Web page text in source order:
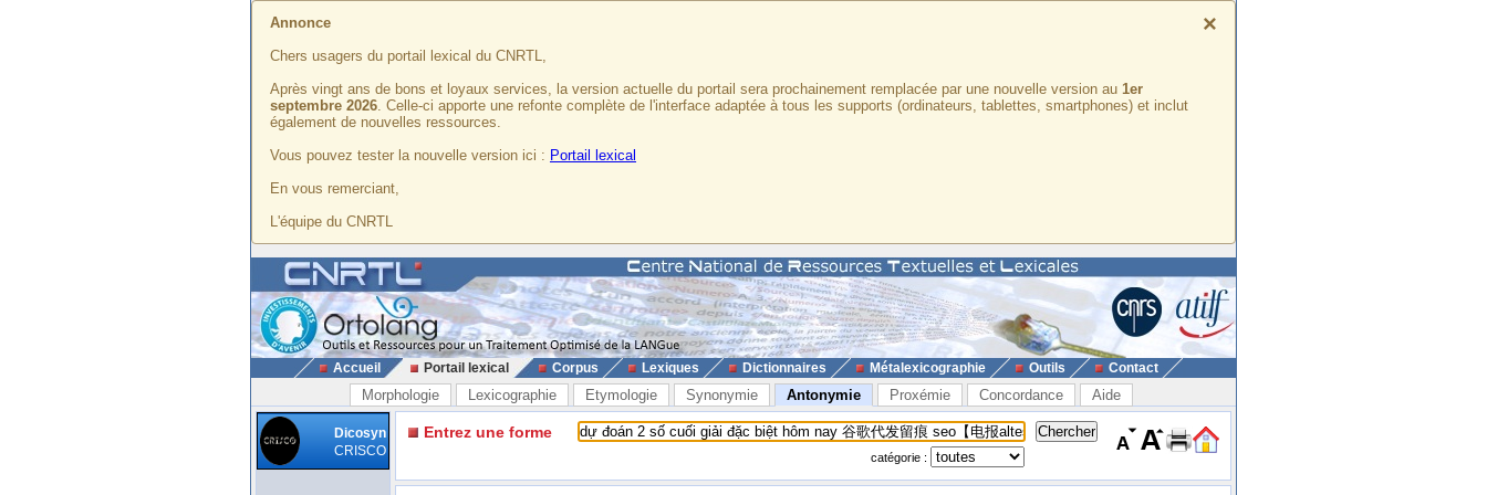
×
Annonce
Chers usagers du portail lexical du CNRTL,
Après vingt ans de bons et loyaux services, la version actuelle du portail sera prochainement remplacée par une nouvelle version au 1er
septembre 2026. Celle-ci apporte une refonte complète de l'interface adaptée à tous les supports (ordinateurs, tablettes, smartphones) et inclut
également de nouvelles ressources.
Vous pouvez tester la nouvelle version ici : Portail lexical
En vous remerciant,
L'équipe du CNRTL
Accueil Portail lexical Corpus Lexiques Dictionnaires Métalexicographie Outils Contact
Morphologie Lexicographie Etymologie Synonymie Antonymie Proxémie Concordance Aide
Dicosyn
CRISCO
Entrez une forme
catégorie :